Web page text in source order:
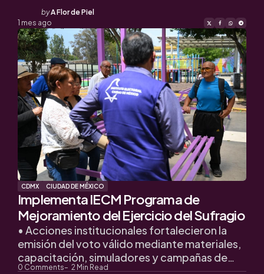
Posted
by
byA Flor de Piel
1 mes ago
CDMX CIUDAD DE MÉXICO
Implementa IECM Programa de
Mejoramiento del Ejercicio del Sufragio
0 Comments 2 Min Read
• Acciones institucionales fortalecieron la
emisión del voto válido mediante materiales,
capacitación, simuladores y campañas de…